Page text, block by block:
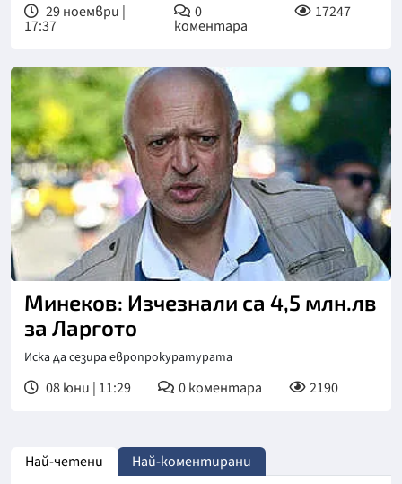
29 ноември |
17:37
0
коментара
17247
Минеков: Изчезнали са 4,5 млн.лв
за Ларгото
Иска да сезира европрокуратурата
08 юни | 11:29 0коментара 2190
Най-четени Най-коментирани